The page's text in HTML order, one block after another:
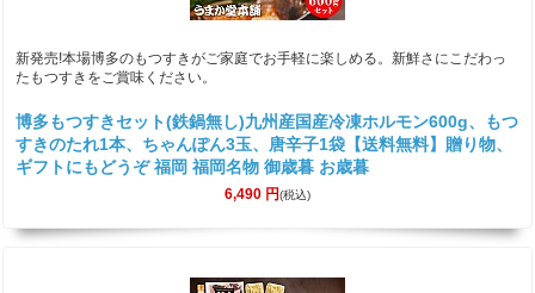
新発売!本場博多のもつすきがご家庭でお手軽に楽しめる。新鮮さにこだわっ
たもつすきをご賞味ください。
博多もつすきセット(鉄鍋無し)九州産国産冷凍ホルモン600g、もつ
すきのたれ1本、ちゃんぽん3玉、唐辛子1袋【送料無料】贈り物、
ギフトにもどうぞ 福岡 福岡名物 御歳暮 お歳暮
6,490 円(税込)